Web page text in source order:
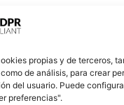
propias y de terceros,
de análisis, para crear
del usuario. Puede
preferencias".